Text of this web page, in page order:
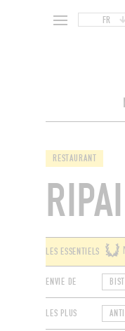
FR
RESTAURANT
LES ESSENTIELS
ENVIE DE
LES PLUS